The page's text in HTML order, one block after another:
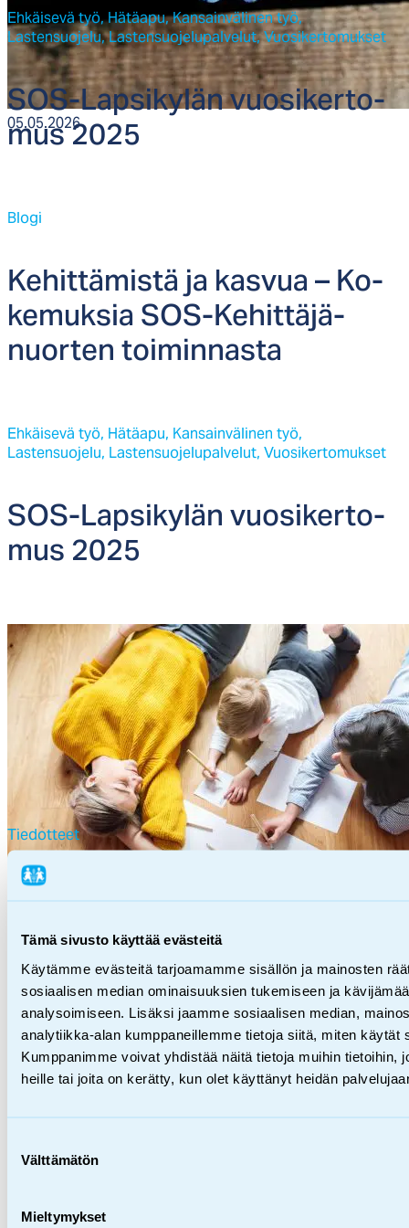
Tämä sivusto käyttää evästeitä
Käytämme evästeitä tarjoamamme sisällön ja mainosten
sosiaalisen median ominaisuuksien tukemiseen ja
analysoimiseen. Lisäksi jaamme sosiaalisen median,
analytiikka-alan kumppaneillemme tietoja siitä, miten käytät
Kumppanimme voivat yhdistää näitä tietoja muihin tietoihin,
heille tai joita on kerätty, kun olet käyttänyt heidän
valinta
Välttämätön
Mieltymykset
05.05.2026
Ehkäisevä työ,Hätäapu,Kansainvälinen työ,
Lastensuojelu,Lastensuojelupalvelut,Vuosikertomukset
SOS-Lap­si­ky­län vuo­si­ker­to­
mus 2025
Blogi
Ke­hit­tä­mis­tä ja kas­vua – Ko­
ke­muk­sia SOS-Ke­hit­tä­jä­
nuor­ten toi­min­nas­ta
Ehkäisevä työ, Hätäapu, Kansainvälinen työ,
Lastensuojelu, Lastensuojelupalvelut, Vuosikertomukset
SOS-Lap­si­ky­län vuo­si­ker­to­
mus 2025
05.05.2026
Tiedotteet
Van­hem­mat tar­vit­se­
vat apua, vaik­ka mo­ni per­he
voi hy­vin